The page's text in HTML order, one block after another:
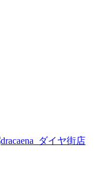
dracaena_ダイヤ街店